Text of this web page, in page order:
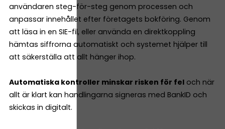
användaren steg-för-steg genom processen och
anpassar innehållet efter företagets bokföring. Genom
att läsa in en SIE-fil, eller använda en direktkoppling
hämtas siffrorna automatiskt och systemet hjälper till
att säkerställa att allt hänger ihop.
Automatiska kontroller minskar risken för fel och när
allt är klart kan handlingarna signeras med BankID och
skickas in digitalt.